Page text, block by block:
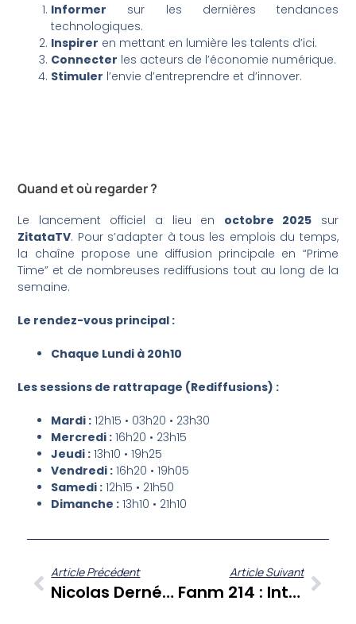
Informer sur les dernières tendances
technologiques.
Inspirer en mettant en lumière les talents d’ici.
Connecter les acteurs de l’économie numérique.
Stimuler l’envie d’entreprendre et d’innover.
Quand et où regarder ?
Le lancement officiel a lieu en octobre 2025 sur
ZitataTV. Pour s’adapter à tous les emplois du temps,
la chaîne propose une diffusion principale en “Prime
Time” et de nombreuses rediffusions tout au long de la
semaine.
Le rendez-vous principal :
Chaque Lundi à 20h10
Les sessions de rattrapage (Rediffusions) :
Mardi : 12h15 • 03h20 • 23h30
Mercredi : 16h20 • 23h15
Jeudi : 13h10 • 19h25
Vendredi : 16h20 • 19h05
Samedi : 12h15 • 21h50
Dimanche : 13h10 • 21h10
Article Précédent
Nicolas Derné : Une Plongée Photographique Au Cœur Des Enjeux Caribéens Dans “Jamais Trop D’art”
Article Suivant
Fanm 214 : Intelligence Artificielle, Entrepreneuriat Et Leadership Féminin Pour Les Antilles